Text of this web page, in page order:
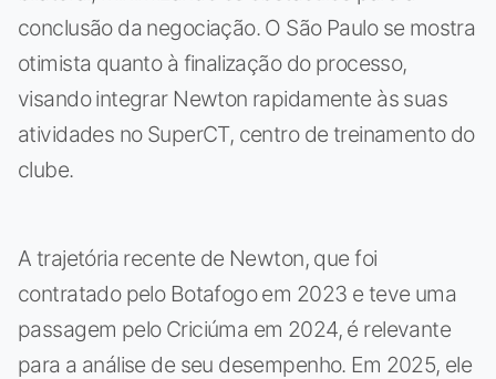
conclusão da negociação. O São Paulo se mostra
otimista quanto à finalização do processo,
visando integrar Newton rapidamente às suas
atividades no SuperCT, centro de treinamento do
clube.
A trajetória recente de Newton, que foi
contratado pelo Botafogo em 2023 e teve uma
passagem pelo Criciúma em 2024, é relevante
para a análise de seu desempenho. Em 2025, ele